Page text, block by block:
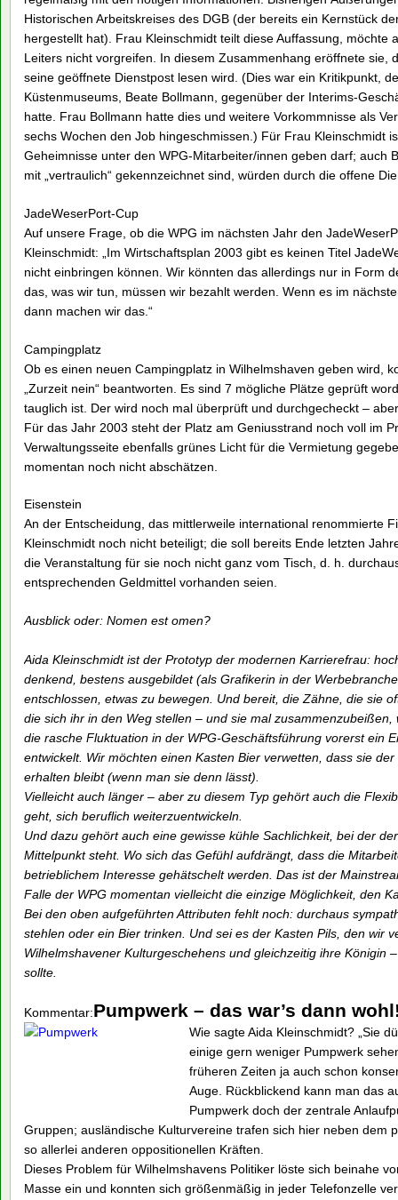
Historischen Arbeitskreises des DGB (der bereits ein Kernstück
hergestellt hat). Frau Kleinschmidt teilt diese Auffassung, möchte
Leiters nicht vorgreifen. In diesem Zusammenhang eröffnete sie,
seine geöffnete Dienstpost lesen wird. (Dies war ein Kritikpunkt,
Küstenmuseums, Beate Bollmann, gegenüber der Interims-
hatte. Frau Bollmann hatte dies und weitere Vorkommnisse als
sechs Wochen den Job hingeschmissen.) Für Frau Kleinschmidt
Geheimnisse unter den WPG-Mitarbeiter/innen geben darf; auch
mit „vertraulich“ gekennzeichnet sind, würden durch die offene
JadeWeserPort-Cup
Auf unsere Frage, ob die WPG im nächsten Jahr den
Kleinschmidt: „Im Wirtschaftsplan 2003 gibt es keinen Titel
nicht einbringen können. Wir könnten das allerdings nur in Form
das, was wir tun, müssen wir bezahlt werden. Wenn es im
dann machen wir das.“
Campingplatz
Ob es einen neuen Campingplatz in Wilhelmshaven geben wird,
„Zurzeit nein“ beantworten. Es sind 7 mögliche Plätze geprüft
tauglich ist. Der wird noch mal überprüft und durchgecheckt –
Für das Jahr 2003 steht der Platz am Geniusstrand noch voll im
Verwaltungsseite ebenfalls grünes Licht für die Vermietung
momentan noch nicht abschätzen.
Eisenstein
An der Entscheidung, das mittlerweile international renommierte
Kleinschmidt noch nicht beteiligt; die soll bereits Ende letzten
die Veranstaltung für sie noch nicht ganz vom Tisch, d. h.
entsprechenden Geldmittel vorhanden seien.
Ausblick oder: Nomen est omen?
Aida Kleinschmidt ist der Prototyp der modernen Karrierefrau:
denkend, bestens ausgebildet (als Grafikerin in der
entschlossen, etwas zu bewegen. Und bereit, die Zähne, die sie
die sich ihr in den Weg stellen – und sie mal
die rasche Fluktuation in der WPG-Geschäftsführung vorerst ein
entwickelt. Wir möchten einen Kasten Bier verwetten, dass sie
erhalten bleibt (wenn man sie denn lässt).
Vielleicht auch länger – aber zu diesem Typ gehört auch die
geht, sich beruflich weiterzuentwickeln.
Und dazu gehört auch eine gewisse kühle Sachlichkeit, bei der
Mittelpunkt steht. Wo sich das Gefühl aufdrängt, dass die
betrieblichem Interesse gehätschelt werden. Das ist der
Falle der WPG momentan vielleicht die einzige Möglichkeit, den
Bei den oben aufgeführten Attributen fehlt noch: durchaus
stehlen oder ein Bier trinken. Und sei es der Kasten Pils, den wir
Wilhelmshavener Kulturgeschehens und gleichzeitig ihre Königin
sollte.
Kommentar:Pumpwerk – das war’s dann
Wie sagte Aida Kleinschmidt? „Sie
einige gern weniger Pumpwerk
früheren Zeiten ja auch schon
Auge. Rückblickend kann man das
Pumpwerk doch der zentrale
Gruppen; ausländische Kulturvereine trafen sich hier neben dem
so allerlei anderen oppositionellen Kräften.
Dieses Problem für Wilhelmshavens Politiker löste sich beinahe
Masse ein und konnten sich größenmäßig in jeder Telefonzelle